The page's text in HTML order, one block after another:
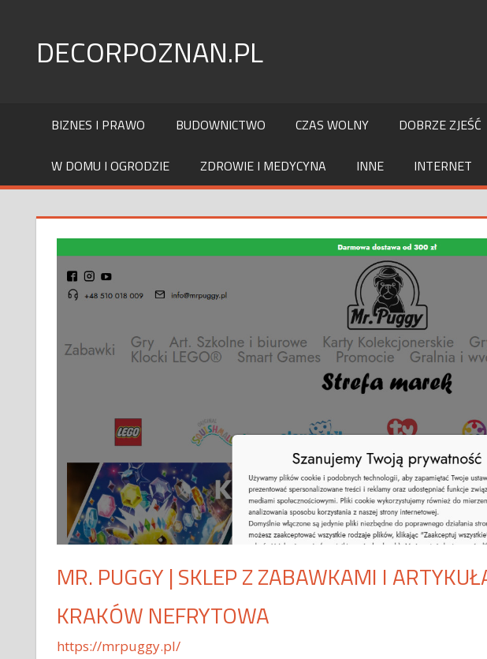
contentDECORPOZNAN.PL
BIZNES I PRAWO BUDOWNICTWO CZAS WOLNY DOBRZE ZJEŚĆ
W DOMU I OGRODZIE ZDROWIE I MEDYCYNA INNE INTERNET
MR. PUGGY | SKLEP Z ZABAWKAMI I
KRAKÓW NEFRYTOWA
https://mrpuggy.pl/